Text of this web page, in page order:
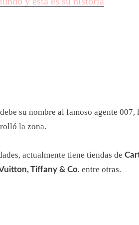
su nombre al famoso agente
la zona.
actualmente tiene tiendas de
Tiffany & Co, entre otras.